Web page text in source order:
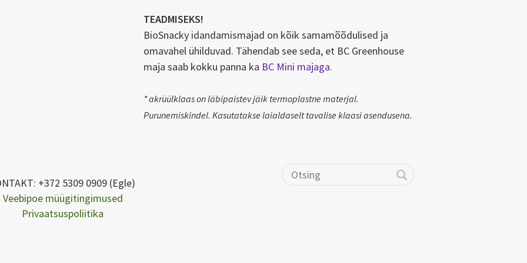
TEADMISEKS!
BioSnacky idandamismajad on kõik samamõõdulised ja
omavahel ühilduvad. Tähendab see seda, et BC Greenhouse
maja saab kokku panna ka BC Mini majaga.
* akrüülklaas on läbipaistev jäik termoplastne materjal.
Purunemiskindel. Kasutatakse laialdaselt tavalise klaasi asendusena.
+372 5309 0909 (Egle)
Veebipoe müügitingimused
Privaatsuspoliitika